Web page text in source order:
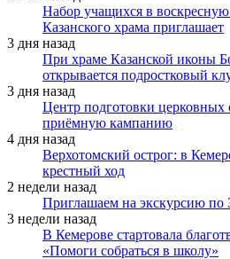
Набор учащихся в
Казанского храма приглашает
3 дня назад
При храме Казанской иконы
открывается подростковый
3 дня назад
Центр подготовки церковных
приёмную кампанию
4 дня назад
Верхотомский острог: в
крестный ход
2 недели назад
Приглашаем на экскурсию по
3 недели назад
В Кемерове стартовала
«Помоги собраться в школу»